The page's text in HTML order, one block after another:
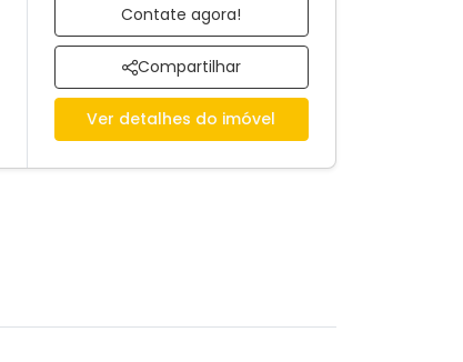
Contate agora!
Compartilhar
Ver detalhes do imóvel